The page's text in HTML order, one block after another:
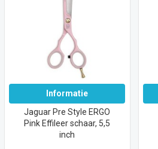
Informatie
Jaguar Pre Style ERGO
Pink Effileer schaar, 5,5
inch